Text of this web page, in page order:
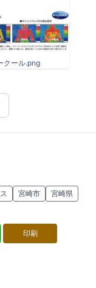
クール.png
宮崎市 宮崎県
印刷